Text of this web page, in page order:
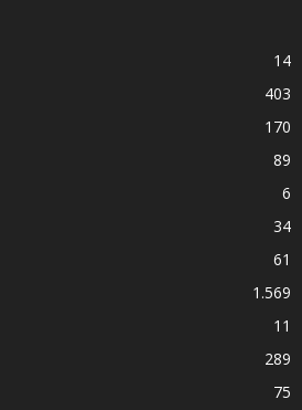
14
403
170
89
6
34
61
1.569
11
289
75